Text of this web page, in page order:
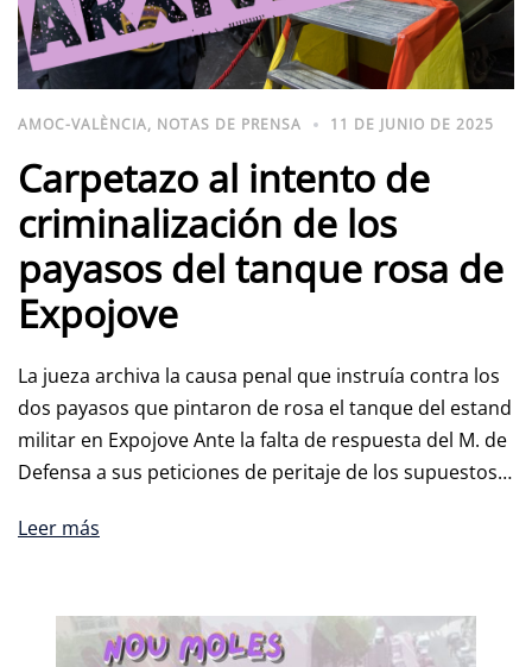
AMOC-VALÈNCIA, NOTAS DE PRENSA 11 DE JUNIO DE 2025
Carpetazo al intento de
criminalización de los
payasos del tanque rosa de
Expojove
La jueza archiva la causa penal que instruía contra los
dos payasos que pintaron de rosa el tanque del estand
militar en Expojove Ante la falta de respuesta del M. de
Defensa a sus peticiones de peritaje de los supuestos…
Leer más